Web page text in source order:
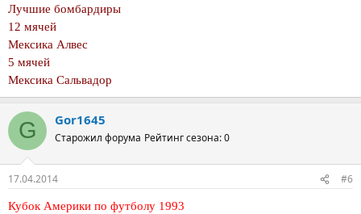
Лучшие бомбардиры
12 мячей
Мексика Алвес
5 мячей
Мексика Сальвадор
G Gor1645
Старожил форума Рейтинг сезона: 0
17.04.2014 #6
Кубок Америки по футболу 1993